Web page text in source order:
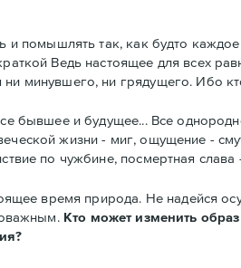
и помышлять так, как будто
Ведь настоящее для всех
минувшего, ни грядущего. Ибо
бывшее и будущее... Все
жизни - миг, ощущение -
по чужбине, посмертная слава
время природа. Не надейся
Кто может изменить